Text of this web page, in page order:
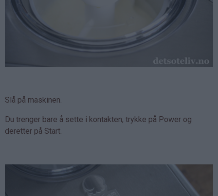
Slå på maskinen.
Du trenger bare å sette i kontakten, trykke på Power og
deretter på Start.